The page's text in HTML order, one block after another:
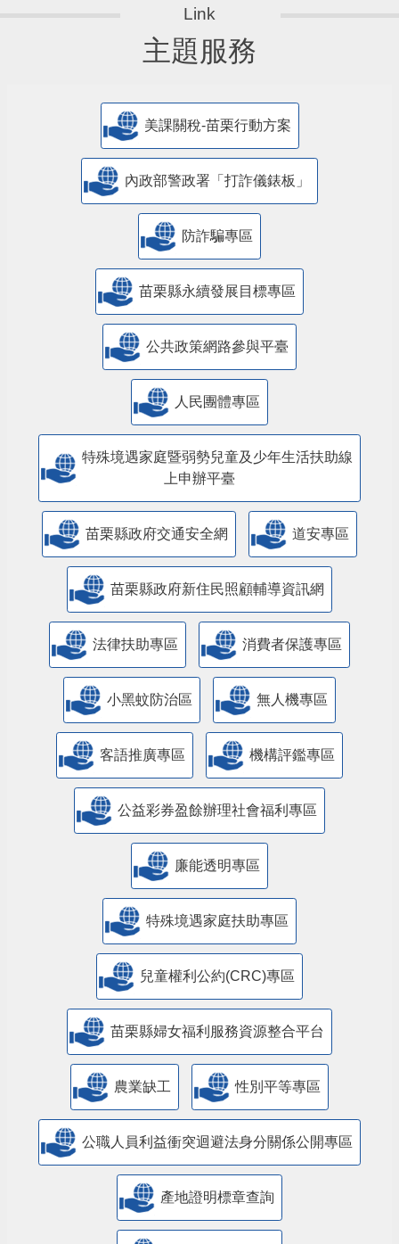
主題服務
美課關稅-苗栗行動方案
內政部警政署「打詐儀錶板」
防詐騙專區
苗栗縣永續發展目標專區
公共政策網路參與平臺
人民團體專區
特殊境遇家庭暨弱勢兒童及少年生活扶助線
上申辦平臺
苗栗縣政府交通安全網 道安專區
苗栗縣政府新住民照顧輔導資訊網
法律扶助專區 消費者保護專區
小黑蚊防治區 無人機專區
客語推廣專區 機構評鑑專區
公益彩券盈餘辦理社會福利專區
廉能透明專區
特殊境遇家庭扶助專區
兒童權利公約(CRC)專區
苗栗縣婦女福利服務資源整合平台
農業缺工 性別平等專區
公職人員利益衝突迴避法身分關係公開專區
產地證明標章查詢